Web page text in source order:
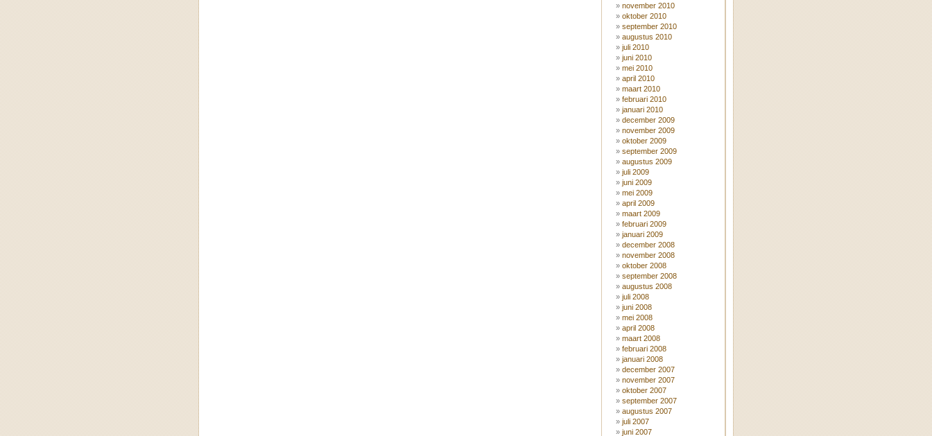
november 2010
oktober 2010
september 2010
augustus 2010
juli 2010
juni 2010
mei 2010
april 2010
maart 2010
februari 2010
januari 2010
december 2009
november 2009
oktober 2009
september 2009
augustus 2009
juli 2009
juni 2009
mei 2009
april 2009
maart 2009
februari 2009
januari 2009
december 2008
november 2008
oktober 2008
september 2008
augustus 2008
juli 2008
juni 2008
mei 2008
april 2008
maart 2008
februari 2008
januari 2008
december 2007
november 2007
oktober 2007
september 2007
augustus 2007
juli 2007
juni 2007